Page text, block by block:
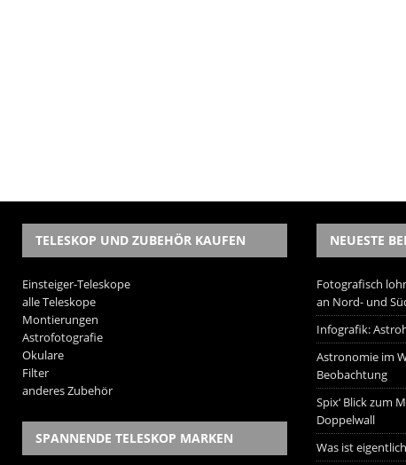
TELESKOP UND ZUBEHÖR KAUFEN
Einsteiger-Teleskope
alle Teleskope
Montierungen
Astrofotografie
Okulare
Filter
anderes Zubehör
SPANNENDE TELESKOP MARKEN
NEUESTE
Fotografisch
an Nord- und
Infografik:
Astronomie im
Beobachtung
Spix‘ Blick zum
Doppelwall
Was ist